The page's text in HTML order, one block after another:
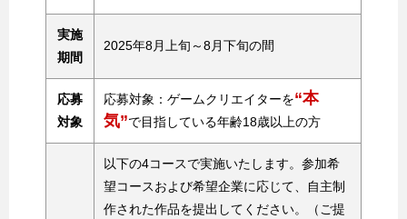
実施
期間
2025年8月上旬～8月下旬の間
応募
対象
応募対象：ゲームクリエイターを“本
気”で目指している年齢18歳以上の方
以下の4コースで実施いたします。参加希
望コースおよび希望企業に応じて、自主制
作された作品を提出してください。（ご提